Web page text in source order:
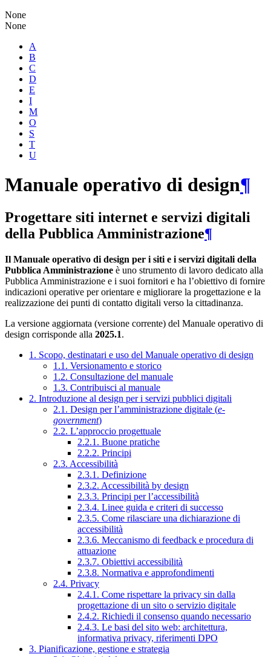
None
None
A
B
C
D
E
I
M
O
S
T
U
Manuale operativo di design¶
Progettare siti internet e servizi digitali
della Pubblica Amministrazione¶
Il Manuale operativo di design per i siti e i servizi digitali della
Pubblica Amministrazione è uno strumento di lavoro dedicato alla
Pubblica Amministrazione e i suoi fornitori e ha l’obiettivo di fornire
indicazioni operative per orientare e migliorare la progettazione e la
realizzazione dei punti di contatto digitali verso la cittadinanza.
La versione aggiornata (versione corrente) del Manuale operativo di
design corrisponde alla 2025.1.
1. Scopo, destinatari e uso del Manuale operativo di design
1.1. Versionamento e storico
1.2. Consultazione del manuale
1.3. Contribuisci al manuale
2. Introduzione al design per i servizi pubblici digitali
2.1. Design per l’amministrazione digitale (e-
government)
2.2. L’approccio progettuale
2.2.1. Buone pratiche
2.2.2. Principi
2.3. Accessibilità
2.3.1. Definizione
2.3.2. Accessibilità by design
2.3.3. Principi per l’accessibilità
2.3.4. Linee guida e criteri di successo
2.3.5. Come rilasciare una dichiarazione di
accessibilità
2.3.6. Meccanismo di feedback e procedura di
attuazione
2.3.7. Obiettivi accessibilità
2.3.8. Normativa e approfondimenti
2.4. Privacy
2.4.1. Come rispettare la privacy sin dalla
progettazione di un sito o servizio digitale
2.4.2. Richiedi il consenso quando necessario
2.4.3. Le basi del sito web: architettura,
informativa privacy, riferimenti DPO
3. Pianificazione, gestione e strategia